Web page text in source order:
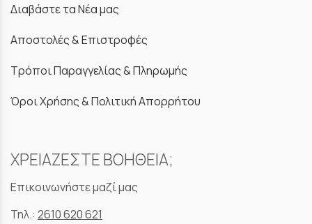
Διαβάστε τα Νέα μας
Αποστολές & Επιστροφές
Τρόποι Παραγγελίας & Πληρωμής
Όροι Χρήσης & Πολιτική Απορρήτου
ΧΡΕΙΑΖΕΣΤΕ ΒΟΗΘΕΙΑ;
Επικοινωνήστε μαζί μας
Τηλ.: 2610 620 621